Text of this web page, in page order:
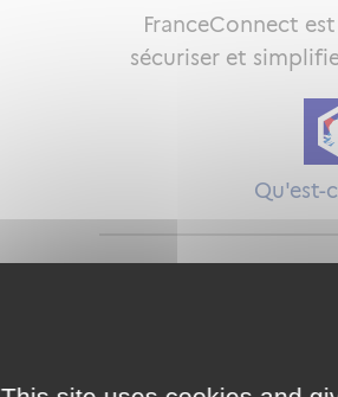
FranceConnect
sécuriser et
Qu'est-